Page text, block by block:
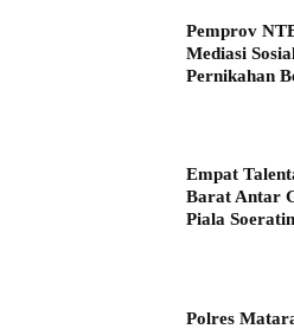
Pemprov
Mediasi
Pernikahan
Empat
Barat Antar
Piala
Polres